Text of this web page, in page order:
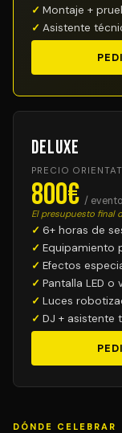
Montaje +
Asistente
Deluxe
PRECIO
800€ / evento
El presupuesto final
6+ horas de
Equipamiento
Efectos
Pantalla LED o
Luces
DJ + asistente
DÓNDE CELEBRAR